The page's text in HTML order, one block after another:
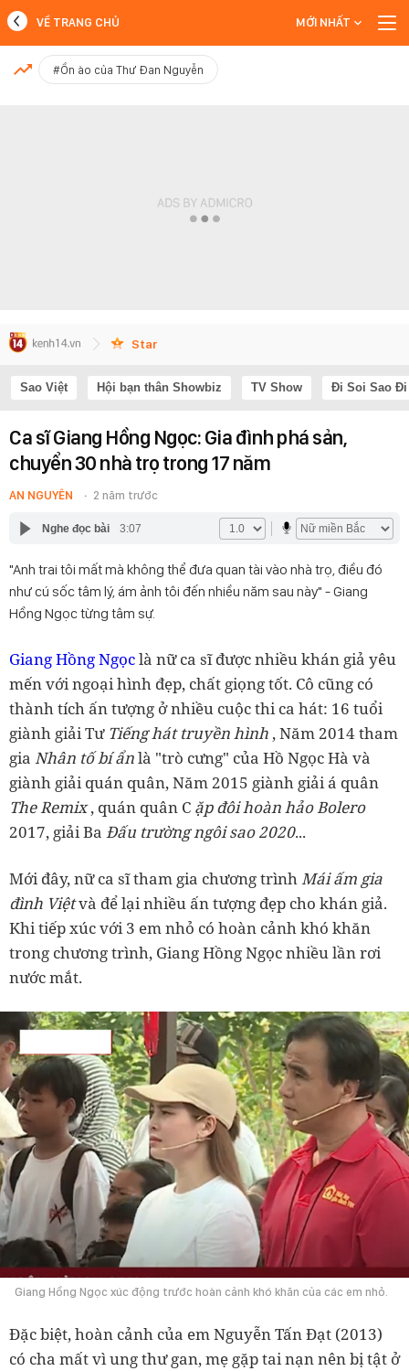
MỚI NHẤT
VỀ TRANG CHỦ MỚI NHẤT
#Ồn ào của Thư Đan Nguyễn
Star
Sao Việt Hội bạn thân Showbiz TV Show Đi Soi Sao Đi
Ca sĩ Giang Hồng Ngọc: Gia đình phá sản,
chuyển 30 nhà trọ trong 17 năm
AN NGUYÊN 2 năm trước
Nghe đọc bài 3:07
"Anh trai tôi mất mà không thể đưa quan tài vào nhà trọ, điều đó
như cú sốc tâm lý, ám ảnh tôi đến nhiều năm sau này" - Giang
Hồng Ngọc từng tâm sự.
Giang Hồng Ngọclà nữ ca sĩ được nhiều khán giả yêu
mến với ngoại hình đẹp, chất giọng tốt. Cô cũng có
thành tích ấn tượng ở nhiều cuộc thi ca hát: 16 tuổi
giành giải Tư Tiếng hát truyền hình , Năm 2014 tham
gia Nhân tố bí ẩnlà "trò cưng" của Hồ Ngọc Hà và
giành giải quán quân, Năm 2015 giành giải á quân
The Remix, quán quân C ặp đôi hoàn hảo Bolero
2017, giải Ba Đấu trường ngôi sao 2020...
Mới đây, nữ ca sĩ tham gia chương trìnhMái ấm gia
đình Việtvà để lại nhiều ấn tượng đẹp cho khán giả.
Khi tiếp xúc với 3 em nhỏ có hoàn cảnh khó khăn
trong chương trình, Giang Hồng Ngọc nhiều lần rơi
nước mắt.
Giang Hồng Ngọc xúc động trước hoàn cảnh khó khăn của các em nhỏ.
Đặc biệt, hoàn cảnh của em Nguyễn Tấn Đạt (2013)
có cha mất vì ung thư gan, mẹ gặp tai nạn nên bị tật ở